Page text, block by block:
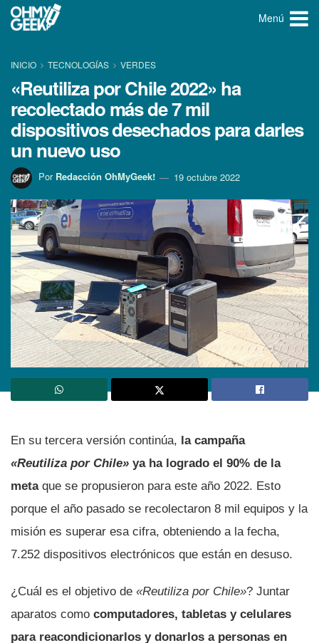
Menú
INICIO TECNOLOGÍ­AS VERDES
«Reutiliza por Chile 2022» ha
recolectado más de 7 mil
dispositivos desechados para darles
un nuevo uso
Por Redacción OhMyGeek! 19 octubre 2022
En su tercera versión continúa, la campaña
«Reutiliza por Chile» ya ha logrado el 90% de la
metaque se propusieron para este año 2022. Esto
porque el año pasado se recolectaron 8 mil equipos y la
misión es superar esa cifra, obteniendo a la fecha,
7.252 dispositivos electrónicos que están en desuso.
¿Cuál es el objetivo de «Reutiliza por Chile»? Juntar
aparatos como computadores, tabletas y celulares
para reacondicionarlos y donarlos a personas en